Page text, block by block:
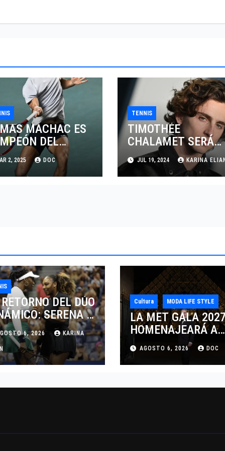
MACHAC ES
DEL
MEXICANO
2, 2025 DOC
TENNIS
TIMOTHÉE
CHALAMET SERÁ
PARTE DE UNA
PELÍCULA
ADENTRADA EN EL
JUL 19, 2024 KARINA
DEL DÚO
SERENA Y
WILLIAMS
LOS
EN
2026
6, 2026 KARINA
Cultura MODA LIFE STYLE
LA MET GALA
HOMENAJEARÁ A
JOHN GALLIANO
MARCANDO EL
REGRESO DEL REY
AGOSTO 6, 2026 DOC